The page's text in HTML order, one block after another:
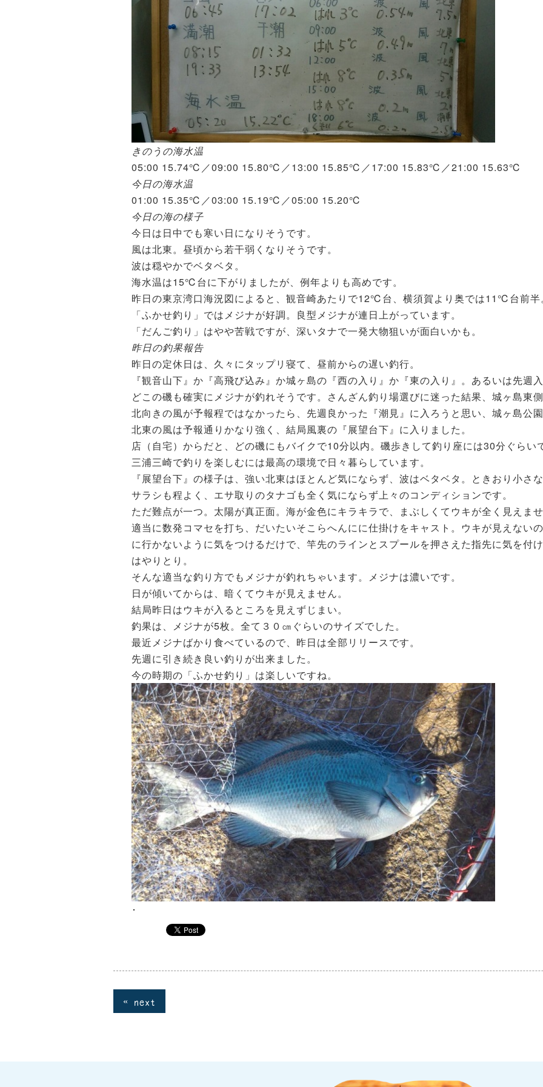
きのうの海水温
05:00 15.74℃／09:00 15.80℃／13:00 15.85℃／17:00 15.83℃／21:00 15.63℃
今日の海水温
01:00 15.35℃／03:00 15.19℃／05:00 15.20℃
今日の海の様子
今日は日中でも寒い日になりそうです。
風は北東。昼頃から若干弱くなりそうです。
波は穏やかでベタベタ。
海水温は15℃台に下がりましたが、例年よりも高めです。
昨日の東京湾口海況図によると、観音崎あたりで12℃台、横須賀より奥では11℃台前半
「ふかせ釣り」ではメジナが好調。良型メジナが連日上がっています。
「だんご釣り」はやや苦戦ですが、深いタナで一発大物狙いが面白いかも。
昨日の釣果報告
昨日の定休日は、久々にタップリ寝て、昼前からの遅い釣行。
『観音山下』か『高飛び込み』か城ヶ島の『西の入り』か『東の入り』。あるいは先週
どこの磯も確実にメジナが釣れそうです。さんざん釣り場選びに迷った結果、城ヶ島東側
北向きの風が予報程ではなかったら、先週良かった『潮見』に入ろうと思い、城ヶ島公
北東の風は予報通りかなり強く、結局風裏の『展望台下』に入りました。
店（自宅）からだと、どの磯にもバイクで10分以内。磯歩きして釣り座には30分ぐらい
三浦三崎で釣りを楽しむには最高の環境で日々暮らしています。
『展望台下』の様子は、強い北東はほとんど気にならず、波はベタベタ。ときおり小さ
サラシも程よく、エサ取りのタナゴも全く気にならず上々のコンディションです。
ただ難点が一つ。太陽が真正面。海が金色にキラキラで、まぶしくてウキが全く見えませ
適当に数発コマセを打ち、だいたいそこらへんにに仕掛けをキャスト。ウキが見えない
に行かないように気をつけるだけで、竿先のラインとスプールを押さえた指先に気を付
はやりとり。
そんな適当な釣り方でもメジナが釣れちゃいます。メジナは濃いです。
日が傾いてからは、暗くてウキが見えません。
結局昨日はウキが入るところを見えずじまい。
釣果は、メジナが5枚。全て３０㎝ぐらいのサイズでした。
最近メジナばかり食べているので、昨日は全部リリースです。
先週に引き続き良い釣りが出来ました。
今の時期の「ふかせ釣り」は楽しいですね。
･
« next